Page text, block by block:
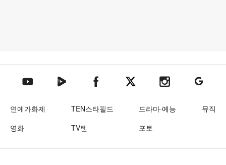
텐아시아 유튜브텐아시아 네이버TV텐아시아 페이스북텐아시아 엑스텐아시아 인스타그램
텐아시아
연예가화제 TEN스타필드 드라마·예능
뮤직
영화
TV텐 포토